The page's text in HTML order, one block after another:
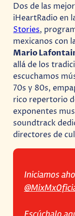
Dos de las
iHeartRadio en
Stories,
mexicanos con
Mario
allá de los
escuchamos
70s y 80s,
rico repertorio
exponentes
soundtrack
directores de
Iniciamos